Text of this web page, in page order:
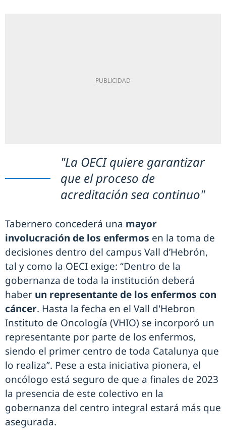
"La OECI quiere garantizar
que el proceso de
acreditación sea continuo"
Tabernero concederá una mayor
involucración de los enfermos en la toma de
decisiones dentro del campus Vall d’Hebrón,
tal y como la OECI exige: “Dentro de la
gobernanza de toda la institución deberá
haber un representante de los enfermos con
cáncer. Hasta la fecha en el Vall d'Hebron
Instituto de Oncología (VHIO) se incorporó un
representante por parte de los enfermos,
siendo el primer centro de toda Catalunya que
lo realiza”. Pese a esta iniciativa pionera, el
oncólogo está seguro de que a finales de 2023
la presencia de este colectivo en la
gobernanza del centro integral estará más que
asegurada.